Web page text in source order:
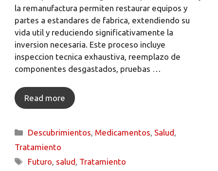
la remanufactura permiten restaurar equipos y
partes a estandares de fabrica, extendiendo su
vida util y reduciendo significativamente la
inversion necesaria. Este proceso incluye
inspeccion tecnica exhaustiva, reemplazo de
componentes desgastados, pruebas …
Read more
Descubrimientos, Medicamentos, Salud,
Tratamiento
Futuro, salud, Tratamiento